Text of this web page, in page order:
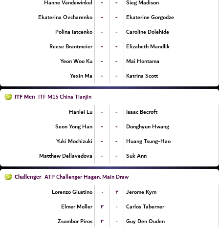
Hanne Vandewinkel
- -
Sieg Madison
Ekaterina Ovcharenko
- -
Ekaterine Gorgodze
Polina Iatcenko
- -
Caroline Dolehide
Reese Brantmeier
- -
Elizabeth Mandlik
Yeon Woo Ku
- -
Mai Hontama
Yexin Ma
- - Katrina Scott
ITF Men ITF M15 China Tianjin
Hanlei Lu
- -
Isaac Becroft
Seon Yong Han
- -
Donghyun Hwang
Yuki Mochizuki
- -
Huang Tsung-Hao
Matthew Dellavedova
- - Suk Ann
Challenger ATP Challenger Hagen, Main Draw
Lorenzo Giustino
۰ ۲
Jerome Kym
Elmer Moller
۲ ۰
Carlos Taberner
Zsombor Piros
۲ ۰
Guy Den Ouden